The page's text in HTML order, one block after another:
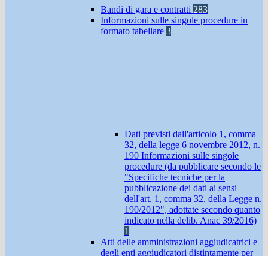
Bandi di gara e contratti 283
Informazioni sulle singole procedure in
formato tabellare 3
Dati previsti dall'articolo 1, comma
32, della legge 6 novembre 2012, n.
190 Informazioni sulle singole
procedure (da pubblicare secondo le
"Specifiche tecniche per la
pubblicazione dei dati ai sensi
dell'art. 1, comma 32, della Legge n.
190/2012", adottate secondo quanto
indicato nella delib. Anac 39/2016)
1
Atti delle amministrazioni aggiudicatrici e
degli enti aggiudicatori distintamente per